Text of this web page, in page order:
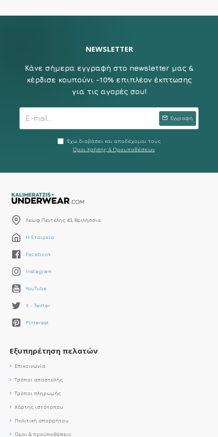
NEWSLETTER
Κάνε σήμερα εγγραφή στο newsletter μας &
κέρδισε κουπούνι -10% επιπλέον έκπτωσης
για τις αγορές σου!
Εγγραφή
Έχω διαβάσει και αποδέχομαι τους
Όροι Χρήσης & Προυποθέσεων
Λεωφ.Πεντέλης 43, Βριλήσσια
Η Εταιρεία
Facebook
Instagram
YouTube
X - Twitter
Pinterest
Εξυπηρέτηση πελατών
Επικοινωνία
Τρόποι αποστολής
Τρόποι πληρωμής
Χάρτης ιστότοπου
Πολιτική απορρήτου
Όροι & προϋποθέσεις